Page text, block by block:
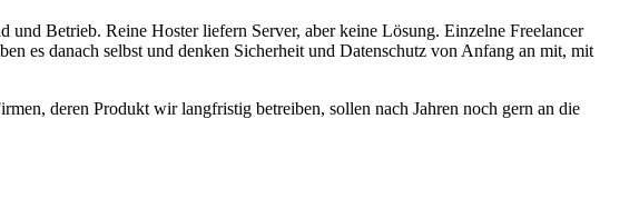
Betrieb. Reine Hoster liefern Server, aber keine Lösung. Einzelne Freelancer
es danach selbst und denken Sicherheit und Datenschutz von Anfang an mit, mit
deren Produkt wir langfristig betreiben, sollen nach Jahren noch gern an die